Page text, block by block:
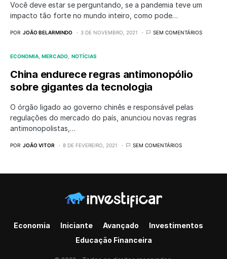
Você deve estar se perguntando, se a pandemia teve um
impacto tão forte no mundo inteiro, como pode…
POR JOÃO BELARMINDO 3 DE NOVEMBRO, 2021 SEM COMENTÁRIOS
ECONOMIA MERCADO NOTÍCIAS
China endurece regras antimonopólio
sobre gigantes da tecnologia
O órgão ligado ao governo chinês e responsável pelas
regulações do mercado do país, anunciou novas regras
antimonopolistas,…
POR JOÃO VITOR 8 DE FEVEREIRO, 2021 SEM COMENTÁRIOS
Economia Iniciante Avançado
Investimentos
Educação Financeira